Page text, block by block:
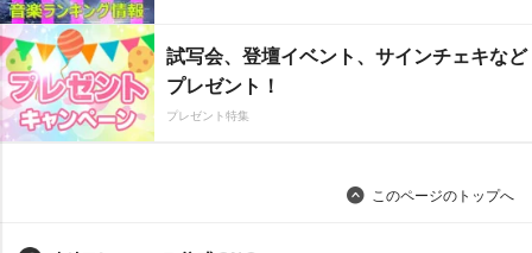
試写会、登壇イベント、サインチェキなど
プレゼント！
プレゼント特集
このページのトップへ